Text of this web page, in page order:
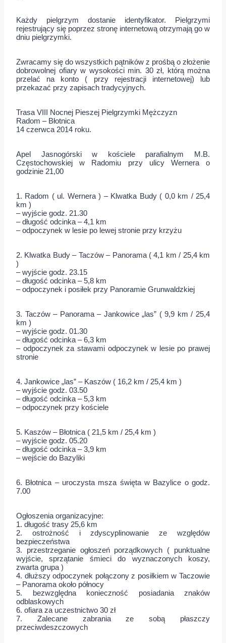
Każdy pielgrzym dostanie identyfikator. Pielgrzymi
rejestrujący się poprzez stronę internetową otrzymają go w
dniu pielgrzymki.
Zwracamy się do wszystkich pątników z prośbą o złożenie
dobrowolnej ofiary w wysokości min. 30 zł, którą można
przelać na konto ( przy rejestracji internetowej) lub
przekazać przy zapisach tradycyjnych.
Trasa VIII Nocnej Pieszej Pielgrzymki Mężczyzn
Radom – Błotnica
14 czerwca 2014 roku.
Apel Jasnogórski w kościele parafialnym M.B.
Częstochowskiej w Radomiu przy ulicy Wernera o
godzinie 21,00
1. Radom ( ul. Wernera ) – Klwatka Budy ( 0,0 km / 25,4
km )
– wyjście godz. 21.30
– długość odcinka – 4,1 km
– odpoczynek w lesie po lewej stronie przy krzyżu
2. Klwatka Budy – Taczów – Panorama ( 4,1 km / 25,4 km
)
– wyjście godz. 23.15
– długość odcinka – 5,8 km
– odpoczynek i posiłek przy Panoramie Grunwaldzkiej
3. Taczów – Panorama – Jankowice „las” ( 9,9 km / 25,4
km )
– wyjście godz. 01.30
– długość odcinka – 6,3 km
– odpoczynek za stawami odpoczynek w lesie po prawej
stronie
4. Jankowice „las” – Kaszów ( 16,2 km / 25,4 km )
– wyjście godz. 03.50
– długość odcinka – 5,3 km
– odpoczynek przy kościele
5. Kaszów – Błotnica ( 21,5 km / 25,4 km )
– wyjście godz. 05.20
– długość odcinka – 3,9 km
– wejście do Bazyliki
6. Błotnica – uroczysta msza święta w Bazylice o godz.
7.00
Ogłoszenia organizacyjne:
1. długość trasy 25,6 km
2. ostrożność i zdyscyplinowanie ze względów
bezpieczeństwa
3. przestrzeganie ogłoszeń porządkowych ( punktualne
wyjście, sprzątanie śmieci do wyznaczonych koszy,
zwarta grupa )
4. dłuższy odpoczynek połączony z posiłkiem w Taczowie
– Panorama około północy
5. bezwzględna konieczność posiadania znaków
odblaskowych
6. ofiara za uczestnictwo 30 zł
7. Zalecane zabrania ze sobą płaszczy
przeciwdeszczowych